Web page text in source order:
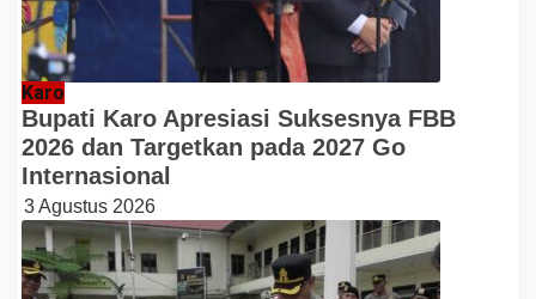
Karo
Bupati Karo Apresiasi Suksesnya FBB
2026 dan Targetkan pada 2027 Go
Internasional
3 Agustus 2026